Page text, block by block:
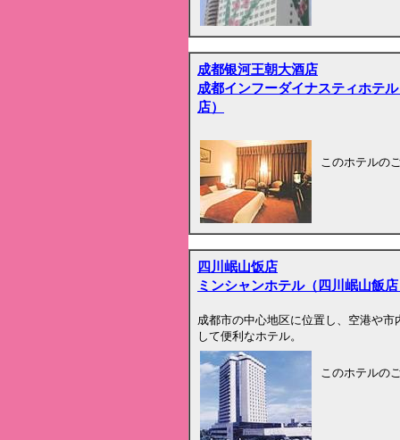
成都银河王朝大酒店
成都インフーダイナスティホテ
店）
このホテルの
四川岷山饭店
ミンシャンホテル（四川岷山飯
成都市の中心地区に位置し、空港や
して便利なホテル。
このホテルの